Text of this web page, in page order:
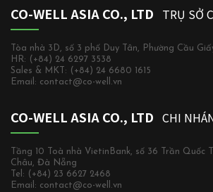
CO-WELL ASIA CO., LTD TRỤ SỞ
Tòa nhà 3D, số 3 phố Duy Tân, Phường Cầu
HR: (+84) 24 6297 3538
Sales & MKT: (+84) 24 6680 1615
Email: contact@co-well.vn
CO-WELL ASIA CO., LTD CHI
Tầng 10 Toà nhà VietinBank, số 36 Trần Quốc
Châu, Đà Nẵng
Tel: (+84) 23 6627 2468
Email: contact@co-well.vn